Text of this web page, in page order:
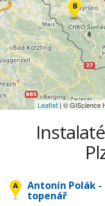
Leaflet | © GIScience
Antonín Polák
topenář